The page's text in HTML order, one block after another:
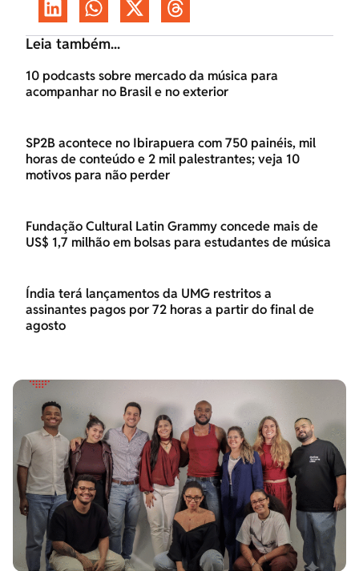
Leia também...
10 podcasts sobre mercado da música para
acompanhar no Brasil e no exterior
SP2B acontece no Ibirapuera com 750 painéis, mil
horas de conteúdo e 2 mil palestrantes; veja 10
motivos para não perder
Fundação Cultural Latin Grammy concede mais de
US$ 1,7 milhão em bolsas para estudantes de música
Índia terá lançamentos da UMG restritos a
assinantes pagos por 72 horas a partir do final de
agosto